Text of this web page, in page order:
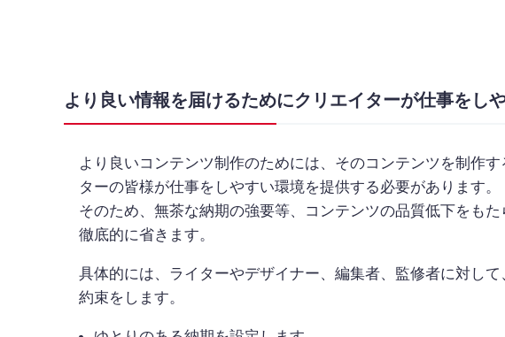
より良い情報を届けるためにクリエイターが仕事をし
より良いコンテンツ制作のためには、そのコンテンツを制作す
ターの皆様が仕事をしやすい環境を提供する必要があります。
そのため、無茶な納期の強要等、コンテンツの品質低下をもた
徹底的に省きます。
具体的には、ライターやデザイナー、編集者、監修者に対して
約束をします。